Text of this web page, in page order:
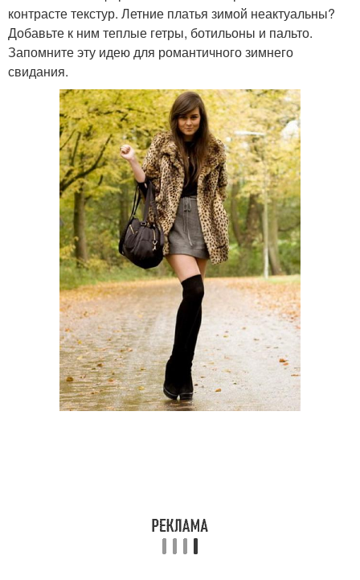
контрасте текстур. Летние платья зимой неактуальны?
Добавьте к ним теплые гетры, ботильоны и пальто.
Запомните эту идею для романтичного зимнего
свидания.